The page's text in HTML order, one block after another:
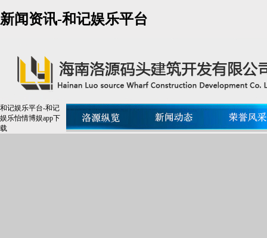
新闻资讯-和记娱乐平台
和记娱乐平台-和记
娱乐怡情博娱app下
载